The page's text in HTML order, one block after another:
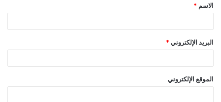
*
الاسم *
البريد الإلكتروني *
الموقع الإلكتروني